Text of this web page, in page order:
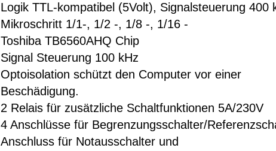
Logik TTL-kompatibel (5Volt), Signalsteuerung 400
Mikroschritt 1/1-, 1/2 -, 1/8 -, 1/16 -
Toshiba TB6560AHQ Chip
Signal Steuerung 100 kHz
Optoisolation schützt den Computer vor einer
Beschädigung.
2 Relais für zusätzliche Schaltfunktionen 5A/230V
4 Anschlüsse für Begrenzungsschalter/
Anschluss für Notausschalter und